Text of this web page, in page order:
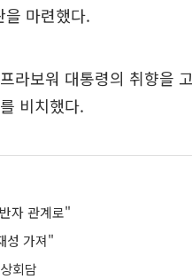
을 마련했다.
라보워 대통령의 취향을
비치했다.
자 관계로"
성 가져"
회담